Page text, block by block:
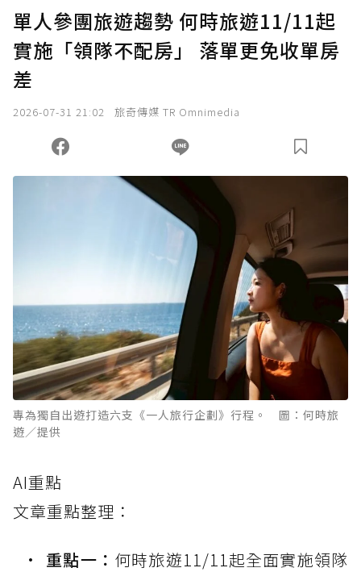
單人參團旅遊趨勢 何時旅遊11/11起
實施「領隊不配房」 落單更免收單房
差
2026-07-31 21:02 旅奇傳媒 TR Omnimedia
專為獨自出遊打造六支《一人旅行企劃》行程。 圖：何時旅
遊／提供
AI重點
文章重點整理：
重點一： 何時旅遊11/11起全面實施領隊